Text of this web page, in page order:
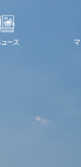
ース